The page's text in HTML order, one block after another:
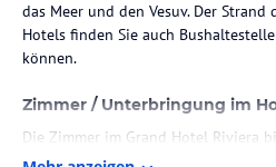
das Meer und den Vesuv. Der
Hotels finden Sie auch
können.
Zimmer / Unterbringung im
Die Zimmer im Grand Hotel Riviera
das Meer oder die idyllischen